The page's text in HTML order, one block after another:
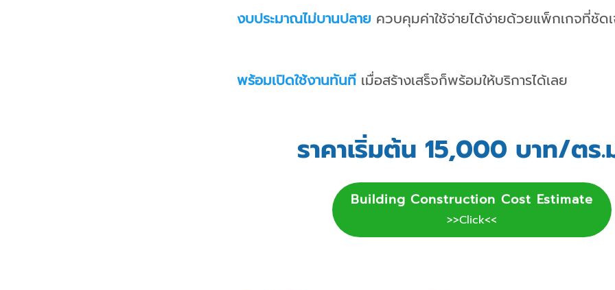
งบประมาณไม่บานปลาย ควบคุมค่าใช้จ่ายได้ง่ายด้วยแพ็กเกจที่ชัด
พร้อมเปิดใช้งานทันที เมื่อสร้างเสร็จก็พร้อมให้บริการได้เลย
ราคาเริ่มต้น 15,000 บาท/ตร.
Building Construction Cost Estimate
>>Click<<